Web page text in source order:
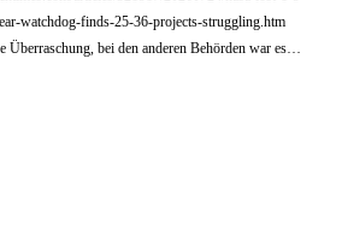
watchdog-finds-25-36-projects-struggling.htm
Überraschung, bei den anderen Behörden war es…